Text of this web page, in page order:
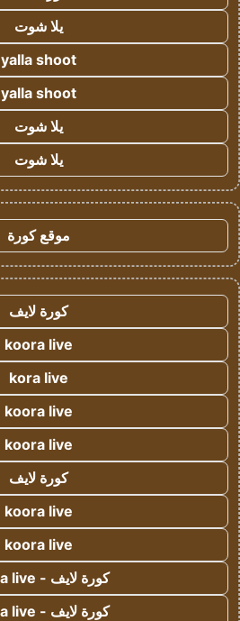
يلا شوت
yalla shoot
yalla shoot
يلا شوت
يلا شوت
موقع كورة
كورة لايف
koora live
kora live
koora live
koora live
كورة لايف
koora live
koora live
كورة لايف - koora live
كورة لايف - koora live